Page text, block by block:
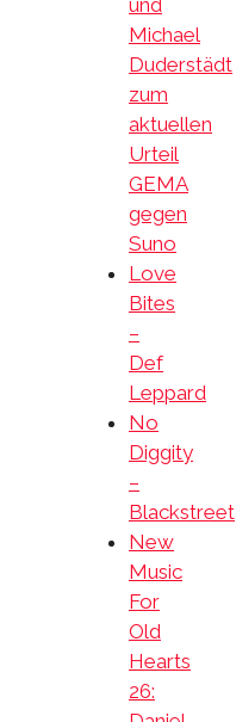
Michael
Duderstädt
zum
aktuellen
Urteil
GEMA
gegen
Suno
Love
Bites
–
Def
Leppard
No
Diggity
–
Blackstreet
New
Music
For
Old
Hearts
26: